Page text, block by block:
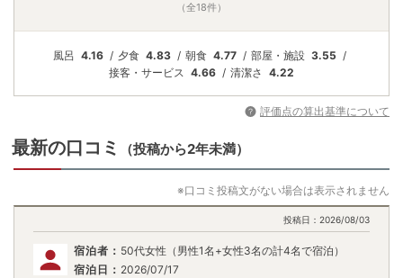
（全18件）
風呂 4.16 夕食 4.83 朝食 4.77 部屋・施設 3.55
接客・ サービス 4.66 清潔さ 4.22
評価点の算出基準について
最新の口コミ （投稿から2年未満）
※口コミ投稿文がない場合は表示されません
投稿日： 2026/08/03
宿泊者： 50代女性（男性1名+女性3名の計4名で宿泊）
宿泊日： 2026/07/17